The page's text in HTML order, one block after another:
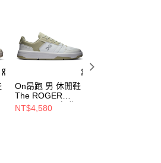
On昂跑 男 休閒鞋
The ROGER
Clubhouse 白/綠
NT$4,580